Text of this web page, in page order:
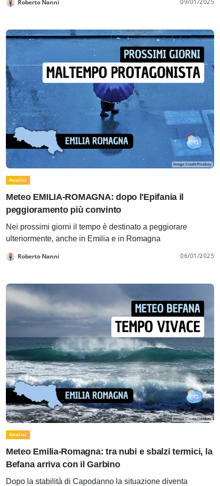
Roberto Nanni
Analisi
Meteo EMILIA-ROMAGNA: dopo l'Epifania il
peggioramento più convinto
Nei prossimi giorni il tempo è destinato a peggiorare
ulteriormente, anche in Emilia e in Romagna
Roberto Nanni 06/01/2025
Analisi
Meteo Emilia-Romagna: tra nubi e sbalzi termici, la
Befana arriva con il Garbino
Dopo la stabilità di Capodanno la situazione diventa